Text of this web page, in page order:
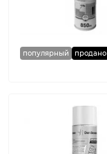
популярный продано